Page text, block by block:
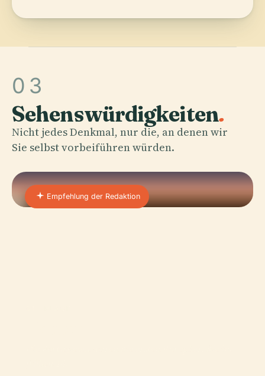
03
Sehenswürdigkeiten.
Nicht jedes Denkmal, nur die, an denen wir
Sie selbst vorbeiführen würden.
Empfehlung der Redaktion